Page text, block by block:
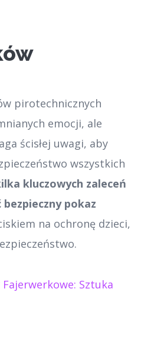
pirotechnicznych
emocji, ale
ścisłej uwagi, aby
wszystkich
kluczowych zaleceń
pokaz
na ochronę dzieci,
Fajerwerkowe: Sztuka